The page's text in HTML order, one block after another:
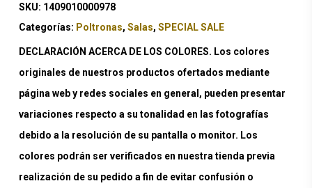
SKU: 1409010000978
Categorías: Poltronas, Salas, SPECIAL SALE
DECLARACIÓN ACERCA DE LOS COLORES. Los colores
originales de nuestros productos ofertados mediante
página web y redes sociales en general, pueden presentar
variaciones respecto a su tonalidad en las fotografías
debido a la resolución de su pantalla o monitor. Los
colores podrán ser verificados en nuestra tienda previa
realización de su pedido a fin de evitar confusión o